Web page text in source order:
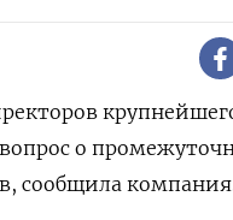
о
сообщила